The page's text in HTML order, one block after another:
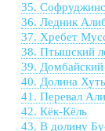
35.
36. Ледник
37. Хребет
38. Птышский
39. Домбайский
40. Долина
41. Перевал
42. Кёк-Кёль
43. В долину